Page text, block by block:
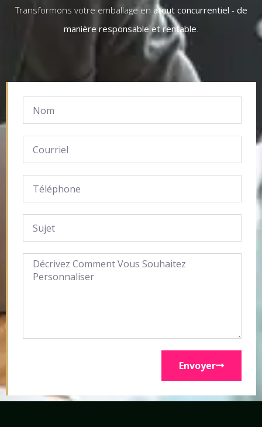
Transformons votre emballage enatout concurrentiel - de
manière responsable et rentable.
Envoyer